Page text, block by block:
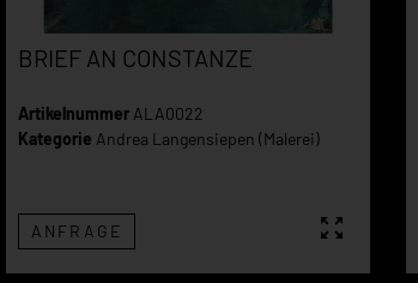
BRIEF AN CONSTANZE
Artikelnummer ALA0022
Kategorie Andrea Langensiepen (Malerei)
ANFRAGE